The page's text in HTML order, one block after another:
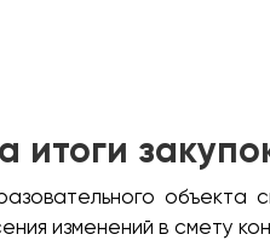
итоги
объекта
изменений в смету